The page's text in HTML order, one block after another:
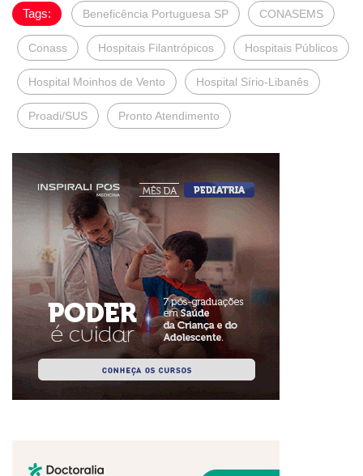
Tags: Beneficência Portuguesa SP CONASEMS
Conass Hospitais Filantrópicos Hospitais Públicos
Hospital Moinhos de Vento Hospital Sírio-Libanês
Proadi/SUS Pronto Atendimento